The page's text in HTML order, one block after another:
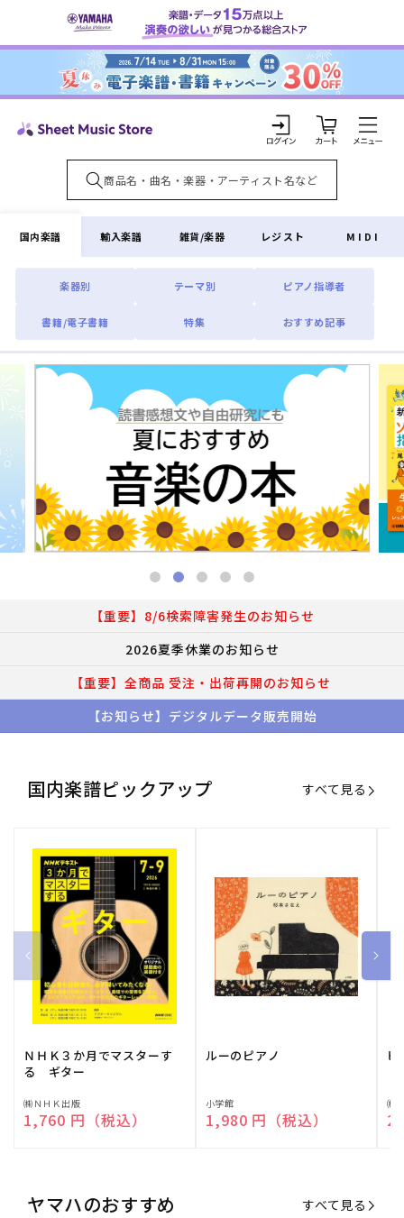
ンツに
ロ
グ
イ
ン
カ
ー
ト
国内楽譜
楽器別 テーマ別 ピアノ指導者
書籍/電子書籍 特集 おすすめ記事
輸入楽譜 雑貨/楽器 レジスト MIDI
【重要】8/6検索障害発生のお知らせ
2026夏季休業のお知らせ
【重要】全商品 受注・出荷再開のお知らせ
【お知らせ】デジタルデータ販売開始
国内楽譜ピックアップ すべて見る
ＮＨＫ３か月でマスターす
る ギター
販
売
㈱ＮＨＫ出版
通常価格
1,760 円（税込）
ルーのピアノ
販
売
小学館
通常価格
1,980 円（税込）
ピ
販
売
㈱
ヤマハのおすすめ すべて見る